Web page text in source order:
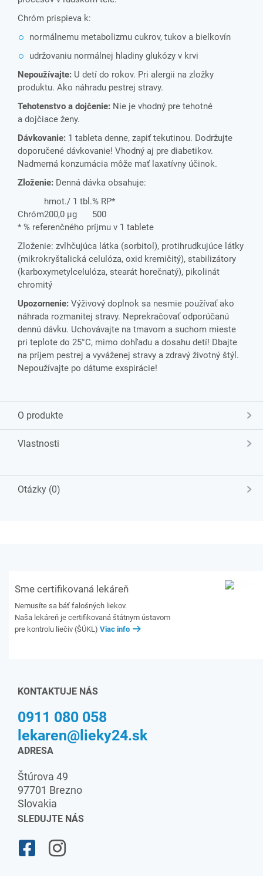
Chróm prispieva k:
normálnemu metabolizmu cukrov, tukov a bielkovín
udržovaniu normálnej hladiny glukózy v krvi
Nepoužívajte: U detí do rokov. Pri alergii na zložky
produktu. Ako náhradu pestrej stravy.
Tehotenstvo a dojčenie: Nie je vhodný pre tehotné
a dojčiace ženy.
Dávkovanie: 1 tableta denne, zapiť tekutinou. Dodržujte
doporučené dávkovanie! Vhodný aj pre diabetikov.
Nadmerná konzumácia môže mať laxatívny účinok.
Zloženie: Denná dávka obsahuje:
hmot./ 1 tbl.% RP*
Chróm200,0 µg
500
* % referenčného príjmu v 1 tablete
Zloženie: zvlhčujúca látka (sorbitol), protihrudkujúce látky
(mikrokryštalická celulóza, oxid kremičitý), stabilizátory
(karboxymetylcelulóza, stearát horečnatý), pikolinát
chromitý
Upozornenie: Výživový doplnok sa nesmie používať ako
náhrada rozmanitej stravy. Neprekračovať odporúčanú
dennú dávku. Uchovávajte na tmavom a suchom mieste
pri teplote do 25°C, mimo dohľadu a dosahu detí! Dbajte
na príjem pestrej a vyváženej stravy a zdravý životný štýl.
Nepoužívajte po dátume exspirácie!
O produkte
Vlastnosti
Otázky (0)
Sme certifikovaná lekáreň
Nemusíte sa báť falošných liekov.
Naša lekáreň je certifikovaná štátnym ústavom
pre kontrolu liečiv (ŠÚKL) Viac info
KONTAKTUJE NÁS
0911 080 058
lekaren@lieky24.sk
ADRESA
Štúrova 49
97701 Brezno
Slovakia
SLEDUJTE NÁS